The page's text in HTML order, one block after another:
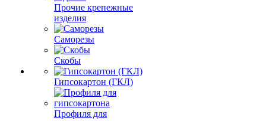
Прочие крепежные
изделия
Саморезы
Скобы
Гипсокартон (ГКЛ)
Профиля для